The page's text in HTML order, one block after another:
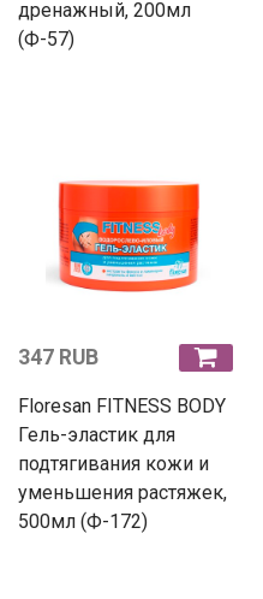
дренажный, 200мл
(Ф-57)
347 RUB
Floresan FITNESS BODY
Гель-эластик для
подтягивания кожи и
уменьшения растяжек,
500мл (Ф-172)